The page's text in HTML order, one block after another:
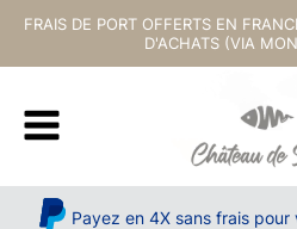
FRAIS DE PORT OFFERTS EN
D'ACHATS (VIA
Payez en 4X sans frais pour